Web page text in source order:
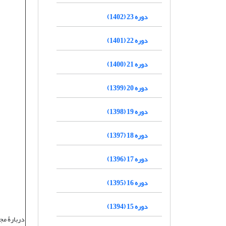
دوره 23 (1402)
دوره 22 (1401)
دوره 21 (1400)
دوره 20 (1399)
دوره 19 (1398)
دوره 18 (1397)
دوره 17 (1396)
دوره 16 (1395)
دوره 15 (1394)
دربارۀ